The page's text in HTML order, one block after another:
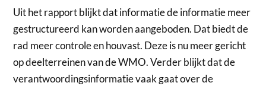
Uit het rapport blijkt dat informatie de informatie meer
gestructureerd kan worden aangeboden. Dat biedt de
rad meer controle en houvast. Deze is nu meer gericht
op deelterreinen van de WMO. Verder blijkt dat de
verantwoordingsinformatie vaak gaat over de